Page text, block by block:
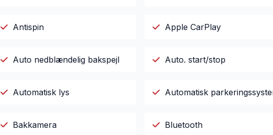
Antispin Apple CarPlay
Auto nedblændelig bakspejl Auto. start/stop
Automatisk lys Automatisk
Bakkamera Bluetooth